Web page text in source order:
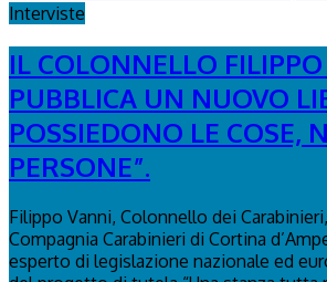
Interviste
IL COLONNELLO
PUBBLICA UN NUOVO
POSSIEDONO LE COSE,
PERSONE”.
Filippo Vanni, Colonnello dei
Compagnia Carabinieri di Cortina
esperto di legislazione nazionale ed